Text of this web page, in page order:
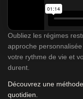
Oubliez les régimes
approche
votre rythme de vie et
durent.
Découvrez une
quotidien.